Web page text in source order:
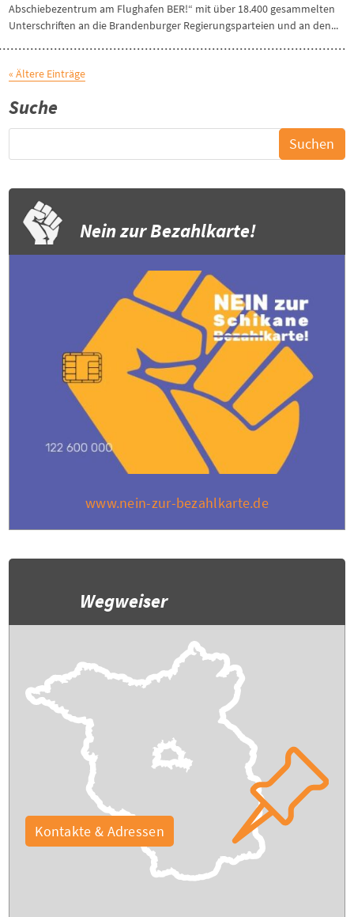
Abschiebezentrum am Flughafen BER!“ mit über 18.400 gesammelten
Unterschriften an die Brandenburger Regierungsparteien und an den...
« Ältere Einträge
Suche
Nein zur Bezahlkarte!
www.nein-zur-bezahlkarte.de
Wegweiser
Kontakte & Adressen